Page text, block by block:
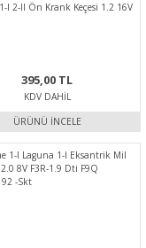
I 2-II Ön Krank Keçesi 1.2 16V
395,00 TL
KDV DAHIL
ÜRÜNÜ İNCELE